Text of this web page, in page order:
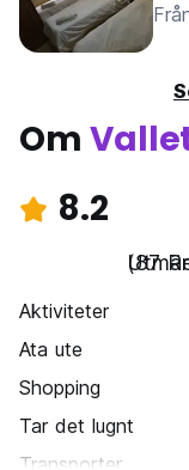
Om
8.2
(87
Aktiviteter
Ata ute
Shopping
Tar det lugnt
Transporter